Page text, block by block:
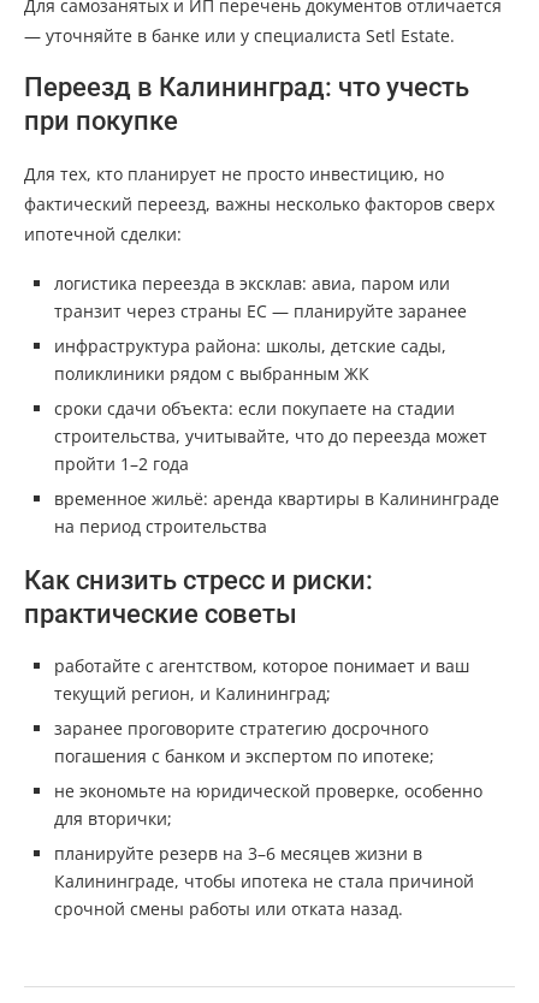
Для самозанятых и ИП перечень документов отличается
— уточняйте в банке или у специалиста Setl Estate.
Переезд в Калининград: что учесть
при покупке
Для тех, кто планирует не просто инвестицию, но
фактический переезд, важны несколько факторов сверх
ипотечной сделки:
логистика переезда в эксклав: авиа, паром или
транзит через страны ЕС — планируйте заранее
инфраструктура района: школы, детские сады,
поликлиники рядом с выбранным ЖК
сроки сдачи объекта: если покупаете на стадии
строительства, учитывайте, что до переезда может
пройти 1–2 года
временное жильё: аренда квартиры в Калининграде
на период строительства
Как снизить стресс и риски:
практические советы
работайте с агентством, которое понимает и ваш
текущий регион, и Калининград;
заранее проговорите стратегию досрочного
погашения с банком и экспертом по ипотеке;
не экономьте на юридической проверке, особенно
для вторички;
планируйте резерв на 3–6 месяцев жизни в
Калининграде, чтобы ипотека не стала причиной
срочной смены работы или отката назад.